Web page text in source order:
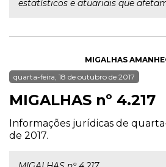
estatísticos e atuariais que
MIGALHAS
quarta-feira, 18 de outubro de 2017
MIGALHAS nº 4.217
Informações jurídicas de
de 2017.